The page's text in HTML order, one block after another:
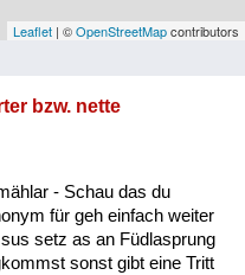
Landwirtschaft
und Reden
Leaflet | ©OpenStreetMapcontributors
bzw. nette
- Schau das du
für geh einfach weiter
setz as an Füdlasprung
sonst gibt eine Tritt